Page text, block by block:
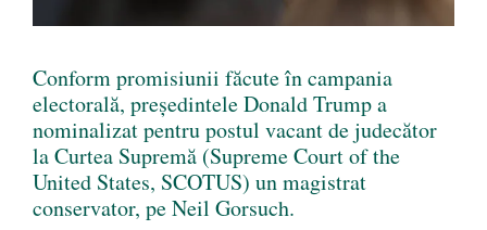
Conform promisiunii făcute în campania
electorală, președintele Donald Trump a
nominalizat pentru postul vacant de judecător
la Curtea Supremă (Supreme Court of the
United States, SCOTUS) un magistrat
conservator, pe Neil Gorsuch.